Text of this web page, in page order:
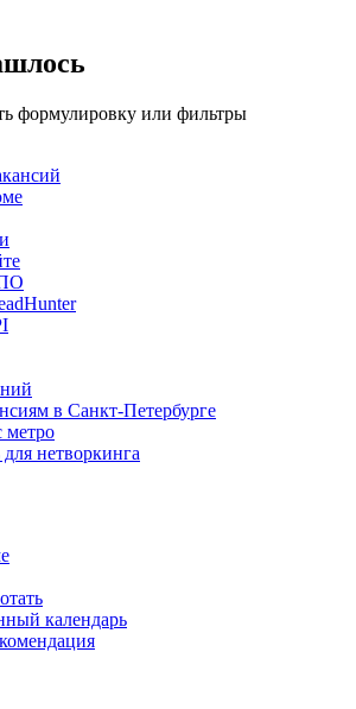
формулировку или фильтры
в Санкт-Петербурге
метро
нетворкинга
календарь